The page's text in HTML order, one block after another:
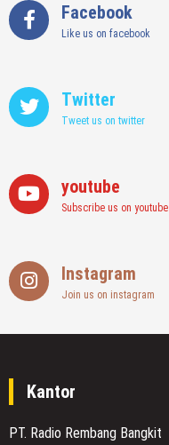
Facebook
Like us on facebook
Twitter
Tweet us on twitter
youtube
Subscribe us on youtube
Instagram
Join us on instagram
Kantor
PT. Radio Rembang Bangkit